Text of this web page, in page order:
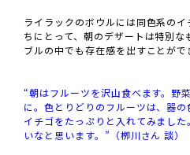
ライラックのボウルには同色系の
ちにとって、朝のデザートは特別
ブルの中でも存在感を出すことがで
“朝はフルーツを沢山食べます。野
に。色とりどりのフルーツは、器
イチゴをたっぷりと入れてみまし
いなと思います。”（栁川さん 談）